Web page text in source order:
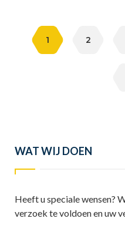
1 2
WAT WIJ DOEN
Heeft u speciale wensen?
verzoek te voldoen en uw